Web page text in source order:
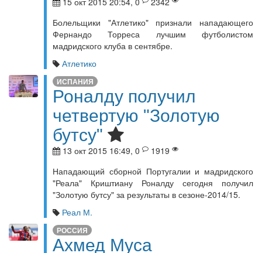
Болельщики "Атлетико" признали нападающего
Фернандо Торреса лучшим футболистом
мадридского клуба в сентябре.
Атлетико
ИСПАНИЯ
Роналду получил
четвертую "Золотую
бутсу"
13 окт 2015 16:49, 0
1919
Нападающий сборной Португалии и мадридского
"Реала" Криштиану Роналду сегодня получил
"Золотую бутсу" за результаты в сезоне-2014/15.
Реал М.
РОССИЯ
Ахмед Муса